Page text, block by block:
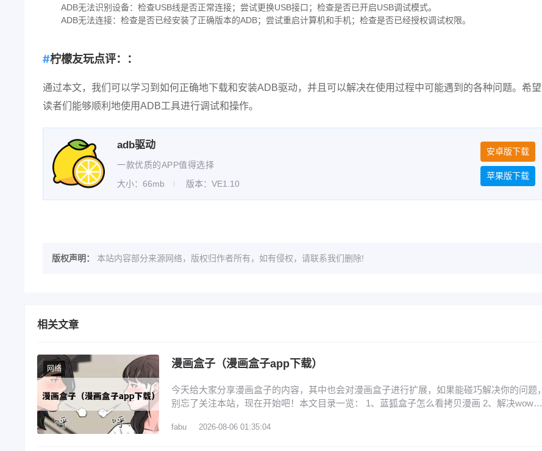
ADB无法识别设备：检查USB线是否正常连接；尝试更换USB接口；检查是否已开启USB调试模式。
ADB无法连接：检查是否已经安装了正确版本的ADB；尝试重启计算机和手机；检查是否已经授权调试权限。
柠檬友玩点评：：
通过本文，我们可以学习到如何正确地下载和安装ADB驱动，并且可以解决在使用过程中可能遇到的各种问题。希望
读者们能够顺利地使用ADB工具进行调试和操作。
adb驱动
一款优质的APP值得选择
大小：66mb
版本：VE1.10
安卓版下载
苹果版下载
版权声明： 本站内容部分来源网络，版权归作者所有，如有侵权，请联系我们删除!
相关文章
网络 漫画盒子（漫画盒子app下载）
今天给大家分享漫画盒子的内容，其中也会对漫画盒子进行扩展，如果能碰巧解决你的问题，
别忘了关注本站，现在开始吧！本文目录一览： 1、蓝狐盒子怎么看拷贝漫画 2、解决wow盒
先打开蓝狐盒子，进入其主页面，在页面中找到并按顺序点击个人、应用管理、安装应用、拷
fabu 2026-08-06 01:35:04